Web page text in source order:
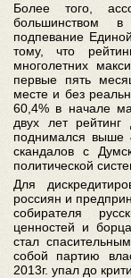
Более того,
большинством
подпевание
тому, что
многолетних
первые пять
месте и без
60,4% в начале
двух лет
поднимался
скандалов с
политической
Для
россиян и
собирателя
ценностей и
стал
собой партию
2013г. упал до